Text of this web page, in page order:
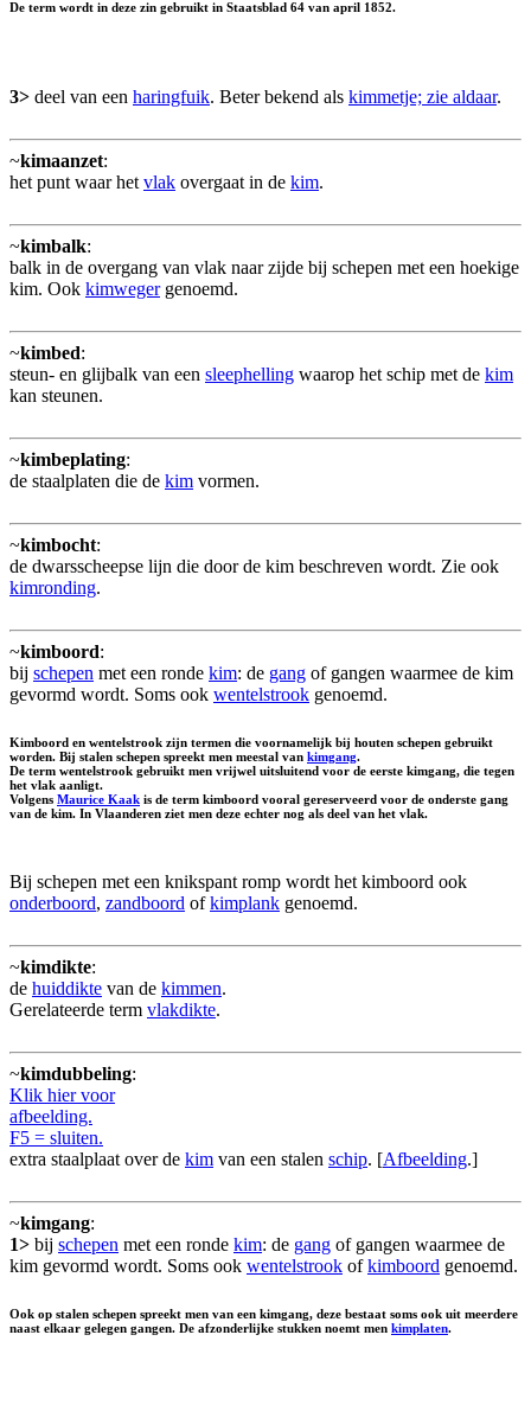
De term wordt in deze zin gebruikt in Staatsblad 64 van april 1852.
3> deel van een haringfuik. Beter bekend als kimmetje; zie aldaar.
~kimaanzet:
het punt waar het vlak overgaat in de kim.
~kimbalk:
balk in de overgang van vlak naar zijde bij schepen met een hoekige
kim. Ook kimwegergenoemd.
~kimbed:
steun- en glijbalk van een sleephelling waarop het schip met de kim
kan steunen.
~kimbeplating:
de staalplaten die de kim vormen.
~kimbocht:
de dwarsscheepse lijn die door de kim beschreven wordt. Zie ook
kimronding.
~kimboord:
bij schepen met een ronde kim: de gang of gangen waarmee de kim
gevormd wordt. Soms ook wentelstrook genoemd.
Kimboord en wentelstrook zijn termen die voornamelijk bij houten schepen gebruikt
worden. Bij stalen schepen spreekt men meestal van kimgang.
De term wentelstrook gebruikt men vrijwel uitsluitend voor de eerste kimgang, die tegen
het vlak aanligt.
Volgens Maurice Kaak is de term kimboord vooral gereserveerd voor de onderste gang
van de kim. In Vlaanderen ziet men deze echter nog als deel van het vlak.
Bij schepen met een knikspant romp wordt het kimboord ook
onderboord, zandboord ofkimplank genoemd.
~kimdikte:
de huiddikte van de kimmen.
Gerelateerde term vlakdikte.
~kimdubbeling:
Klik hier voor
afbeelding.
F5 = sluiten.
extra staalplaat over de kim van een stalen schip. [Afbeelding.]
~kimgang:
1> bij schepen met een ronde kim: de gang of gangen waarmee de
kim gevormd wordt. Soms ook wentelstrook ofkimboord genoemd.
Ook op stalen schepen spreekt men van een kimgang, deze bestaat soms ook uit meerdere
naast elkaar gelegen gangen. De afzonderlijke stukken noemt men kimplaten.